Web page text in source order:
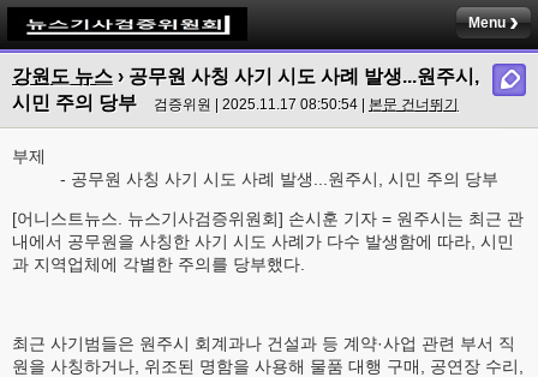
Menu
강원도 뉴스 › 공무원 사칭 사기 시도 사례 발생...원주시,
시민 주의 당부
검증위원 | 2025.11.17 08:50:54 | 본문 건너뛰기
부제
- 공무원 사칭 사기 시도 사례 발생...원주시, 시민 주의 당부
[어니스트뉴스. 뉴스기사검증위원회] 손시훈 기자 = 원주시는 최근 관
내에서 공무원을 사칭한 사기 시도 사례가 다수 발생함에 따라, 시민
과 지역업체에 각별한 주의를 당부했다.
최근 사기범들은 원주시 회계과나 건설과 등 계약·사업 관련 부서 직
원을 사칭하거나, 위조된 명함을 사용해 물품 대행 구매, 공연장 수리,